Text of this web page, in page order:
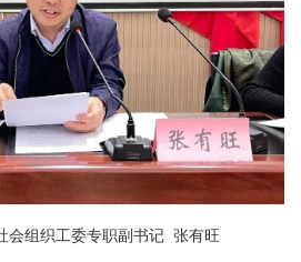
会组织工委专职副书记 张有旺